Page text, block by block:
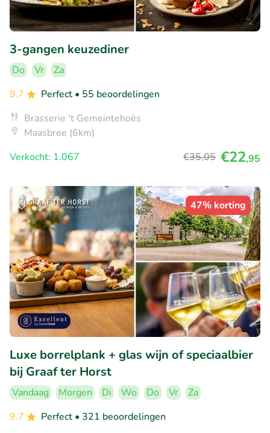
3-gangen keuzediner
Do Vr
Za
9.7
Perfect • 55 beoordelingen
Brasserie 't Gemeintehoës
Maasbree (6km)
Verkocht: 1.067
€35,05 €22,95
47% korting
Luxe borrelplank + glas wijn of speciaalbier
bij Graaf ter Horst
Vandaag Morgen Di Wo Do Vr
Za
9.7
Perfect • 321 beoordelingen